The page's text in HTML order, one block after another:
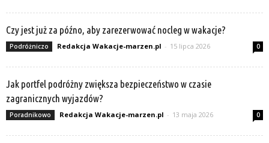
Czy jest już za późno, aby zarezerwować nocleg w wakacje?
Podróżniczo Redakcja Wakacje-marzen.pl - 15 lipca 2026 0
Jak portfel podróżny zwiększa bezpieczeństwo w czasie
zagranicznych wyjazdów?
Poradnikowo Redakcja Wakacje-marzen.pl - 13 maja 2026 0